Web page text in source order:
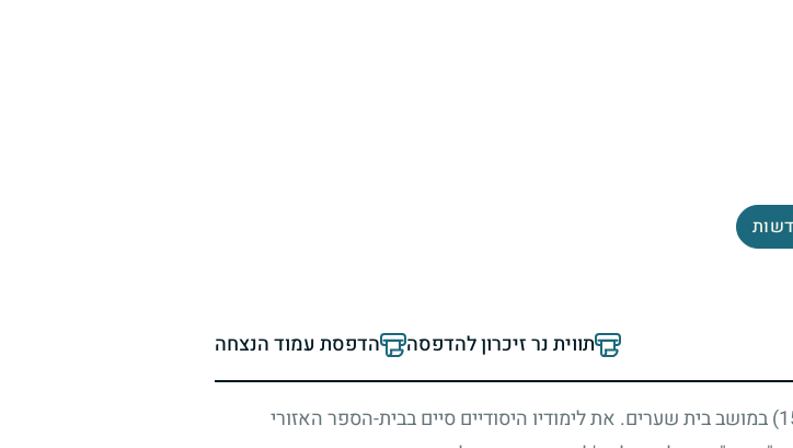
תווית נר זיכרון להדפסה הדפסת עמוד הנצחה
במושב בית שערים. את לימודיו היסודיים סיים בבית-הספר האזורי